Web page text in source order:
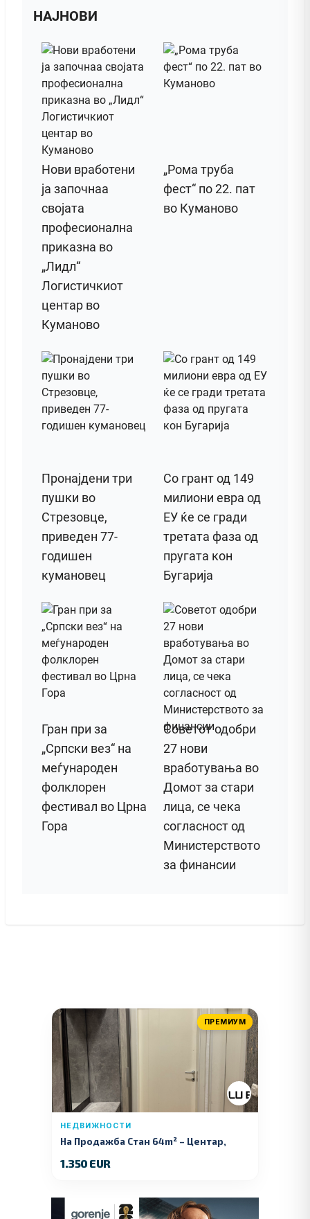
НАЈНОВИ
Нови вработени
ја започнаа
својата
професионална
приказна во
„Лидл“
Логистичкиот
центар во
Куманово
„Рома труба
фест“ по 22. пат
во Куманово
Пронајдени три
пушки во
Стрезовце,
приведен 77-
годишен
кумановец
Со грант од 149
милиони евра од
ЕУ ќе се гради
третата фаза од
пругата кон
Бугарија
Гран при за
„Српски вез“ на
меѓународен
фолклорен
фестивал во Црна
Гора
Советот одобри
27 нови
вработувања во
Домот за стари
лица, се чека
согласност од
Министерството
за финансии
ПРЕМИУМ
НЕДВИЖНОСТИ
На Продажба Стан 64m² – Центар,
1.350 EUR